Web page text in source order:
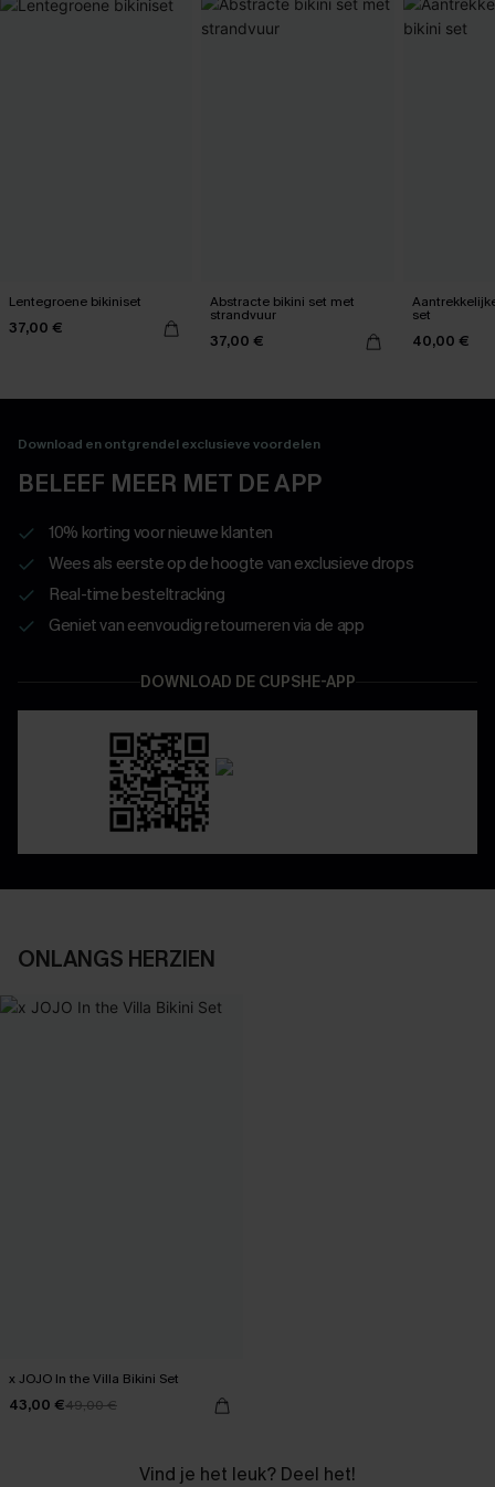
Lentegroene bikiniset
37,00 €
Abstracte bikini set met
strandvuur
37,00 €
set
40,00 €
Download en ontgrendel exclusieve voordelen
BELEEF MEER MET DE APP
10% korting voor nieuwe klanten
Wees als eerste op de hoogte van exclusieve drops
Real-time besteltracking
Geniet van eenvoudig retourneren via de app
DOWNLOAD DE CUPSHE-APP
ONLANGS HERZIEN
x JOJO In the Villa Bikini Set
43,00 €49,00 €
Vind je het leuk? Deel het!